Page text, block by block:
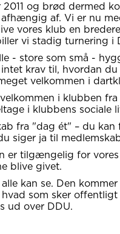
og brød dermed
af. Vi er nu
vores klub en
vi stadig turnering i
- store som små -
krav til, hvordan du
velkommen i
i klubben
i klubbens sociale
fra "dag ét" – du kan
siger ja til
er tilgængelig for vores
blive givet.
kan se. Den
hvad som sker
ud over DDU.